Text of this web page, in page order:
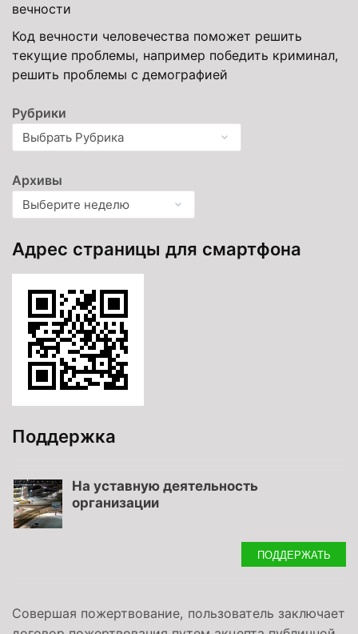
вечности
Код вечности человечества поможет решить
текущие проблемы, например победить криминал,
решить проблемы с демографией
Рубрики
Архивы
Адрес страницы для смартфона
Поддержка
На уставную деятельность
организации
ПОДДЕРЖАТЬ
Совершая пожертвование, пользователь заключает